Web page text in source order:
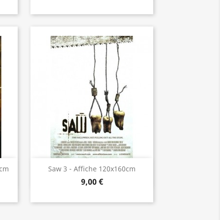
Saw 3 - Affiche 120x160cm
9,00 €
Aperçu rapide